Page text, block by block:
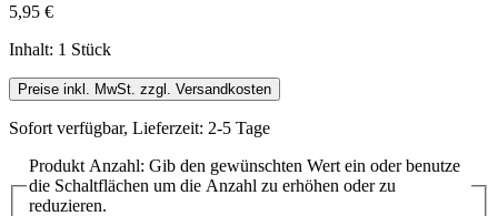
5,95 €
Inhalt: 1 Stück
Preise inkl. MwSt. zzgl. Versandkosten
Sofort verfügbar, Lieferzeit: 2-5 Tage
Produkt Anzahl: Gib den gewünschten Wert ein oder benutze
die Schaltflächen um die Anzahl zu erhöhen oder zu
reduzieren.